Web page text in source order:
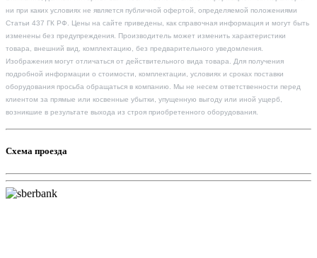
ни при каких условиях не является публичной офертой, определяемой положениями
Статьи 437 ГК РФ. Цены на сайте приведены, как справочная информация и могут быть
изменены без предупреждения. Производитель может изменить характеристики
товара, внешний вид, комплектацию, без предварительного уведомления.
Изображения могут отличаться от действительного вида товара. Для получения
подробной информации о стоимости, комплектации, условиях и сроках поставки
оборудования просьба обращаться в компанию. Мы не несем ответственности перед
клиентом за прямые или косвенные убытки, упущенную выгоду или иной ущерб,
возникшие в результате выхода из строя приобретенного оборудования.
Схема проезда